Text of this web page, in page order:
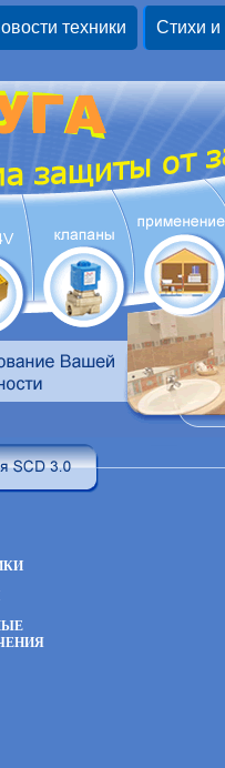
техники Стихи